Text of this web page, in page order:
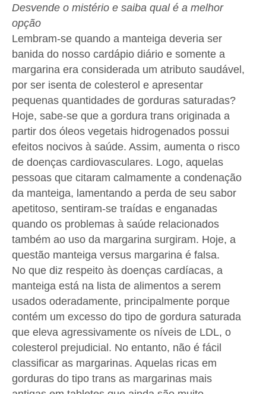
Desvende o mistério e saiba qual é a melhor
opção
Lembram-se quando a manteiga deveria ser
banida do nosso cardápio diário e somente a
margarina era considerada um atributo saudável,
por ser isenta de colesterol e apresentar
pequenas quantidades de gorduras saturadas?
Hoje, sabe-se que a gordura trans originada a
partir dos óleos vegetais hidrogenados possui
efeitos nocivos à saúde. Assim, aumenta o risco
de doenças cardiovasculares. Logo, aquelas
pessoas que citaram calmamente a condenação
da manteiga, lamentando a perda de seu sabor
apetitoso, sentiram-se traídas e enganadas
quando os problemas à saúde relacionados
também ao uso da margarina surgiram. Hoje, a
questão manteiga versus margarina é falsa.
No que diz respeito às doenças cardíacas, a
manteiga está na lista de alimentos a serem
usados oderadamente, principalmente porque
contém um excesso do tipo de gordura saturada
que eleva agressivamente os níveis de LDL, o
colesterol prejudicial. No entanto, não é fácil
classificar as margarinas. Aquelas ricas em
gorduras do tipo trans as margarinas mais